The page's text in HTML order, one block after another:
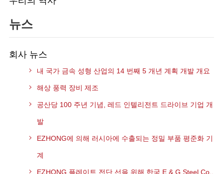
뉴스
회사 뉴스
내 국가 금속 성형 산업의 14 번째 5 개년 계획 개발 개요
해상 풍력 장비 제조
공산당 100 주년 기념, 레드 인텔리전트 드라이브 기업 개
발
EZHONG에 의해 러시아에 수출되는 정밀 부품 평준화 기
계
EZHONG 플레이트 전단 선을 위해 한국 E & G Steel Co.,